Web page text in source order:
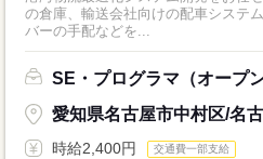
の倉庫、輸送会社向けの配車システ
バーの手配などを...
SE・プログラマ（オープン
愛知県名古屋市中村区/名
時給2,400円 交通費一部支給